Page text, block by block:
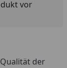
vor
der